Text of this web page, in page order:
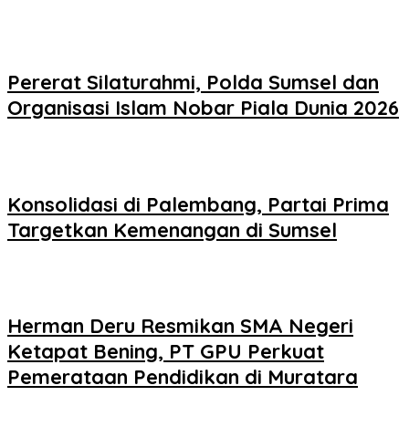
Pererat Silaturahmi, Polda Sumsel dan
Organisasi Islam Nobar Piala Dunia 2026
Konsolidasi di Palembang, Partai Prima
Targetkan Kemenangan di Sumsel
Herman Deru Resmikan SMA Negeri
Ketapat Bening, PT GPU Perkuat
Pemerataan Pendidikan di Muratara